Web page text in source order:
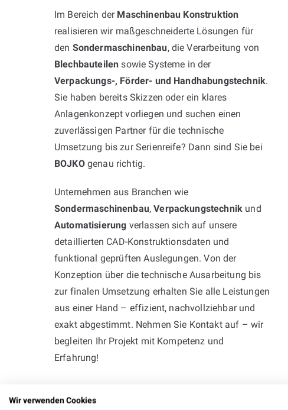
Im Bereich der Maschinenbau Konstruktion
realisieren wir maßgeschneiderte Lösungen für
den Sondermaschinenbau, die Verarbeitung von
Blechbauteilen sowie Systeme in der
Verpackungs-, Förder- und Handhabungstechnik.
Sie haben bereits Skizzen oder ein klares
Anlagenkonzept vorliegen und suchen einen
zuverlässigen Partner für die technische
Umsetzung bis zur Serienreife? Dann sind Sie bei
BOJKOgenau richtig.
Unternehmen aus Branchen wie
Sondermaschinenbau,Verpackungstechnik und
Automatisierung verlassen sich auf unsere
detaillierten CAD-Konstruktionsdaten und
funktional geprüften Auslegungen. Von der
Konzeption über die technische Ausarbeitung bis
zur finalen Umsetzung erhalten Sie alle Leistungen
aus einer Hand – effizient, nachvollziehbar und
exakt abgestimmt. Nehmen Sie Kontakt auf – wir
begleiten Ihr Projekt mit Kompetenz und
Erfahrung!
Wir verwenden Cookies